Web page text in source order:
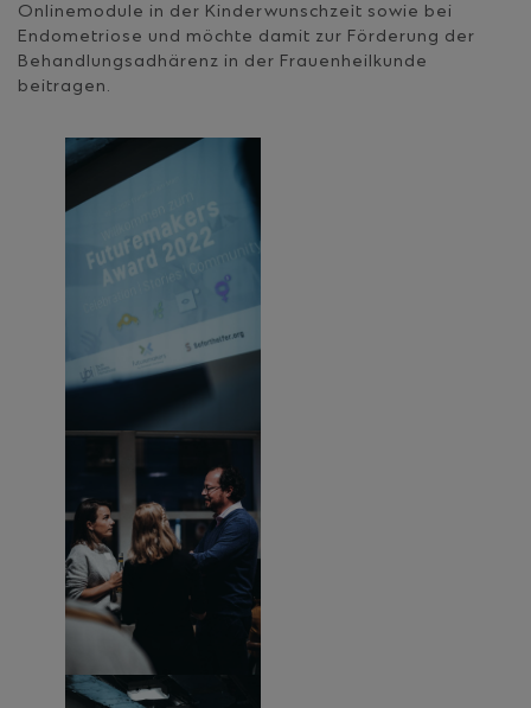
Onlinemodule in der Kinderwunschzeit sowie bei
Endometriose und möchte damit zur Förderung der
Behandlungsadhärenz in der Frauenheilkunde
beitragen.